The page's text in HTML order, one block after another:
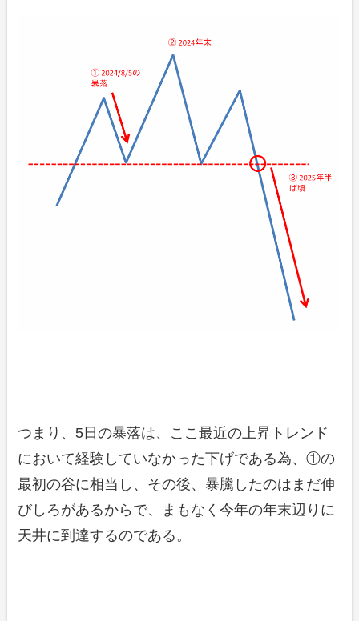
つまり、5日の暴落は、ここ最近の上昇トレンド
において経験していなかった下げである為、①の
最初の谷に相当し、その後、暴騰したのはまだ伸
びしろがあるからで、まもなく今年の年末辺りに
天井に到達するのである。